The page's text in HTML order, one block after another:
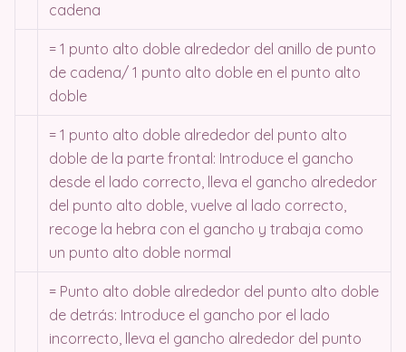
cadena
= 1 punto alto doble alrededor del anillo de punto
de cadena/ 1 punto alto doble en el punto alto
doble
= 1 punto alto doble alrededor del punto alto
doble de la parte frontal: Introduce el gancho
desde el lado correcto, lleva el gancho alrededor
del punto alto doble, vuelve al lado correcto,
recoge la hebra con el gancho y trabaja como
un punto alto doble normal
= Punto alto doble alrededor del punto alto doble
de detrás: Introduce el gancho por el lado
incorrecto, lleva el gancho alrededor del punto